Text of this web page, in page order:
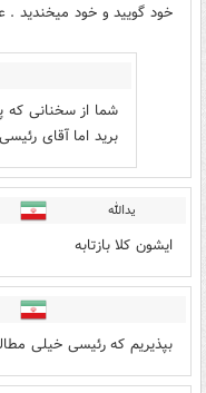
خود گویید و خود میخندید
شما از سخنانی
برید اما آقای
یدالله
ایشون کلا بازتابه
بپذیریم که رئیسی خیلی